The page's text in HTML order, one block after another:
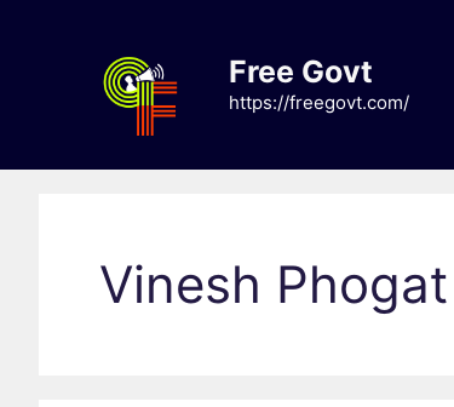
Free Govt
https://freegovt.com/
Vinesh